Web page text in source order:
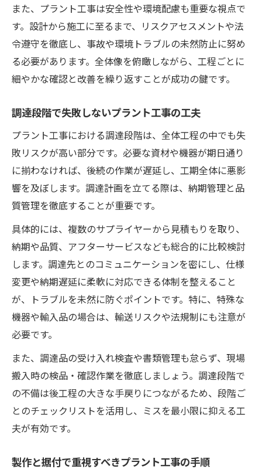
また、プラント工事は安全性や環境配慮も重要な視点で
す。設計から施工に至るまで、リスクアセスメントや法
令遵守を徹底し、事故や環境トラブルの未然防止に努め
る必要があります。全体像を俯瞰しながら、工程ごとに
細やかな確認と改善を繰り返すことが成功の鍵です。
調達段階で失敗しないプラント工事の工夫
プラント工事における調達段階は、全体工程の中でも失
敗リスクが高い部分です。必要な資材や機器が期日通り
に揃わなければ、後続の作業が遅延し、工期全体に悪影
響を及ぼします。調達計画を立てる際は、納期管理と品
質管理を徹底することが重要です。
具体的には、複数のサプライヤーから見積もりを取り、
納期や品質、アフターサービスなども総合的に比較検討
します。調達先とのコミュニケーションを密にし、仕様
変更や納期遅延に柔軟に対応できる体制を整えること
が、トラブルを未然に防ぐポイントです。特に、特殊な
機器や輸入品の場合は、輸送リスクや法規制にも注意が
必要です。
また、調達品の受け入れ検査や書類管理も怠らず、現場
搬入時の検品・確認作業を徹底しましょう。調達段階で
の不備は後工程の大きな手戻りにつながるため、段階ご
とのチェックリストを活用し、ミスを最小限に抑える工
夫が有効です。
製作と据付で重視すべきプラント工事の手順